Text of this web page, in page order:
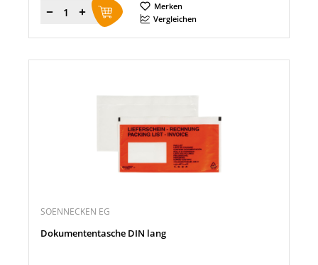
Menge
Merken
Vergleichen
SOENNECKEN EG
Dokumententasche DIN lang